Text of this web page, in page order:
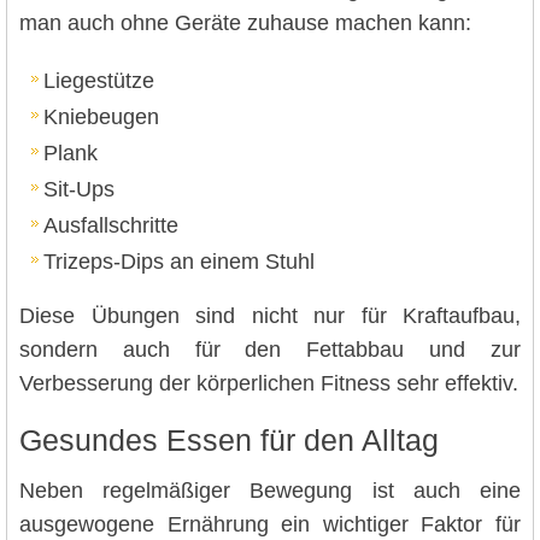
man auch ohne Geräte zuhause machen kann:
Liegestütze
Kniebeugen
Plank
Sit-Ups
Ausfallschritte
Trizeps-Dips an einem Stuhl
Diese Übungen sind nicht nur für Kraftaufbau,
sondern auch für den Fettabbau und zur
Verbesserung der körperlichen Fitness sehr effektiv.
Gesundes Essen für den Alltag
Neben regelmäßiger Bewegung ist auch eine
ausgewogene Ernährung ein wichtiger Faktor für